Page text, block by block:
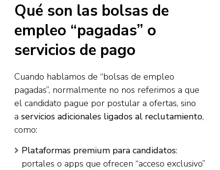
Qué son las bolsas de
empleo “pagadas” o
servicios de pago
Cuando hablamos de “bolsas de empleo
pagadas”, normalmente no nos referimos a que
el candidato pague por postular a ofertas, sino
a servicios adicionales ligados al reclutamiento,
como:
Plataformas premium para candidatos:
portales o apps que ofrecen “acceso exclusivo”